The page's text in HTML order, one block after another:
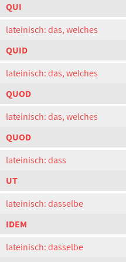
QUI
lateinisch: das, welches
QUID
lateinisch: das, welches
QUOD
lateinisch: das, welches
QUOD
lateinisch: dass
UT
lateinisch: dasselbe
IDEM
lateinisch: dasselbe